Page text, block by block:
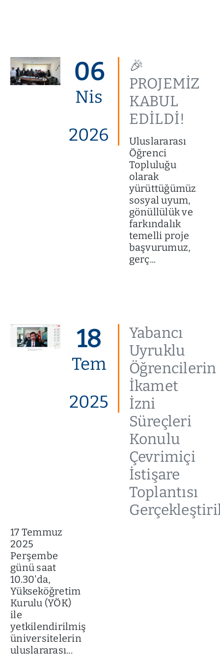
06
Nis
2026
🎉
PROJEMİZ
KABUL
EDİLDİ!
Uluslararası
Öğrenci
Topluluğu
olarak
yürüttüğümüz
sosyal uyum,
gönüllülük ve
farkındalık
temelli proje
başvurumuz,
gerç...
18
Tem
2025
Yabancı
Uyruklu
Öğrencilerin
İkamet
İzni
Süreçleri
Konulu
Çevrimiçi
İstişare
Toplantısı
17 Temmuz
2025
Perşembe
günü saat
10.30'da,
Yükseköğretim
Kurulu (YÖK)
ile
yetkilendirilmiş
üniversitelerin
uluslararası...